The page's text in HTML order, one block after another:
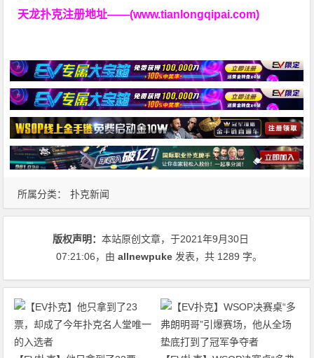
天龙扑克注册地址——(www.tianlongqipai.com)
所属分类： 扑克新闻
版权声明：本站原创文章，于2021年9月30日
07:21:06，由allnewpuke 发表，共 1289 字。